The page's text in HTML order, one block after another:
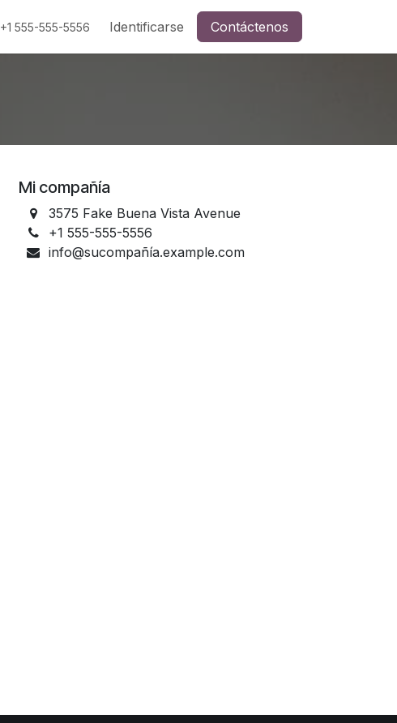
+1 555-555-5556 Identificarse Contáctenos
Mi compañía
3575 Fake Buena Vista Avenue
+1 555-555-5556
info@sucompañía.example.com